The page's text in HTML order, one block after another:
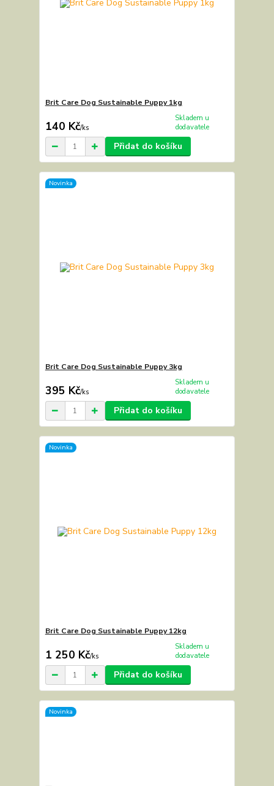
Brit Care Dog Sustainable Puppy 1kg
140 Kč/ks
Skladem u
dodavatele
Přidat do košíku
Novinka
Brit Care Dog Sustainable Puppy 3kg
395 Kč/ks
Skladem u
dodavatele
Přidat do košíku
Novinka
Brit Care Dog Sustainable Puppy 12kg
1 250 Kč/ks
Skladem u
dodavatele
Přidat do košíku
Novinka